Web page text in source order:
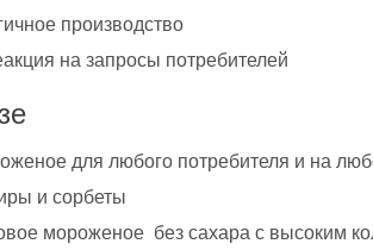
производство
на запросы потребителей
для любого потребителя и на
и сорбеты
мороженое  без сахара с высоким